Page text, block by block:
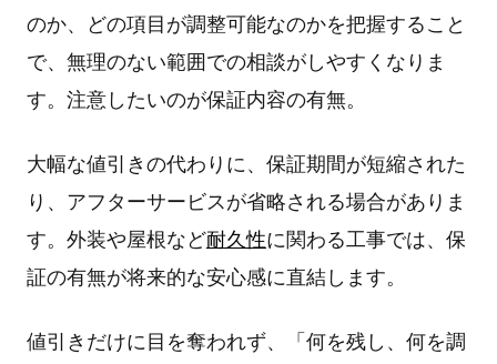
のか、どの項目が調整可能なのかを把握すること
で、無理のない範囲での相談がしやすくなりま
す。注意したいのが保証内容の有無。
大幅な値引きの代わりに、保証期間が短縮された
り、アフターサービスが省略される場合がありま
す。外装や屋根など耐久性に関わる工事では、保
証の有無が将来的な安心感に直結します。
値引きだけに目を奪われず、「何を残し、何を調